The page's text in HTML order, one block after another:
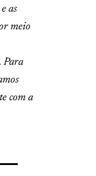
as
meio
.Para
com a